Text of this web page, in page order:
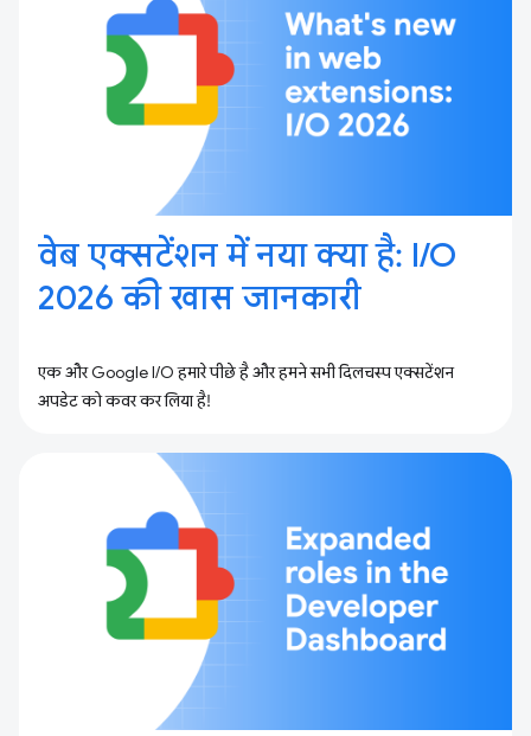
वेब एक्सटेंशन में नया क्या है: I / O
2026 की खास जानकारी
एक और Google I/O हमारे पीछे है और हमने सभी दिलचस्प एक्सटेंशन
अपडेट को कवर कर लिया है!